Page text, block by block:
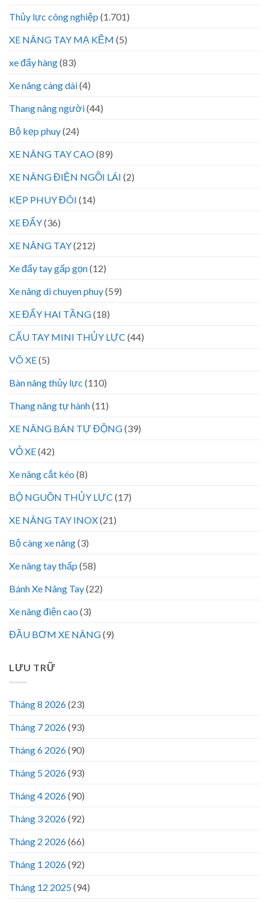
Thủy lực công nghiệp (1.701)
XE NÂNG TAY MẠ KẼM (5)
xe đẩy hàng(83)
Xe nâng càng dài(4)
Thang nâng người(44)
Bộ kẹp phuy(24)
XE NÂNG TAY CAO(89)
XE NÂNG ĐIỆN NGỒI LÁI (2)
KẸP PHUY ĐÔI (14)
XE ĐẨY(36)
XE NÂNG TAY(212)
Xe đẩy tay gấp gọn(12)
Xe nâng di chuyen phuy(59)
XE ĐẨY HAI TẦNG(18)
CẨU TAY MINI THỦY LỰC (44)
VÕ XE(5)
Bàn nâng thủy lực (110)
Thang nâng tự hành(11)
XE NÂNG BÁN TỰ ĐỘNG(39)
VỎ XE(42)
Xe nâng cắt kéo (8)
BỘ NGUỒN THỦY LỰC (17)
XE NÂNG TAY INOX(21)
Bộ càng xe nâng(3)
Xe nâng tay thấp (58)
Bánh Xe Nâng Tay(22)
Xe nâng điện cao (3)
ĐẦU BƠM XE NÂNG(9)
LƯU TRỮ
Tháng 8 2026(23)
Tháng 7 2026(93)
Tháng 6 2026(90)
Tháng 5 2026(93)
Tháng 4 2026(90)
Tháng 3 2026(92)
Tháng 2 2026(66)
Tháng 1 2026(92)
Tháng 12 2025(94)